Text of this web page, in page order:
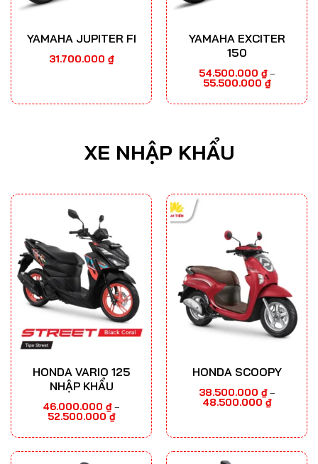
YAMAHA JUPITER FI
31.700.000 ₫
YAMAHA EXCITER
150
54.500.000 ₫ –
55.500.000₫Khoảng
giá:
XE NHẬP KHẨU
HONDA VARIO 125
NHẬP KHẨU
46.000.000 ₫ –
52.500.000₫Khoảng
giá:
46.000.000 ₫
52.500.000 ₫
HONDA SCOOPY
38.500.000 ₫ –
48.500.000₫Khoảng
giá: